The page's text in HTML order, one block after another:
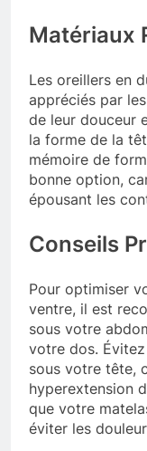
Matériaux
Les oreillers en
appréciés par
de leur douceur
la forme de la
mémoire de
bonne option,
épousant les
Conseils
Pour optimiser
ventre, il est
sous votre
votre dos.
sous votre tête,
hyperextension
que votre
éviter les